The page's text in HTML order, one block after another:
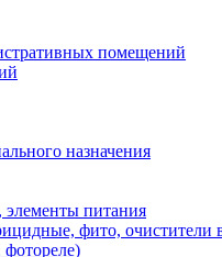
помещений
назначения
питания
фито, очистители